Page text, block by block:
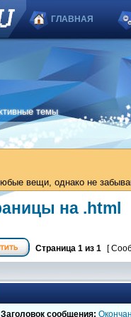
ГЛАВНАЯ
темы
вещи, однако не
на .html
Страница 1 из 1 [
Заголовок сообщения: